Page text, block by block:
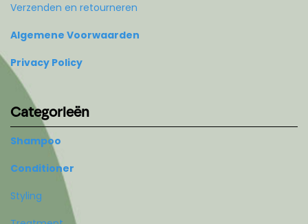
Verzenden en retourneren
Algemene Voorwaarden
Privacy Policy
Categorieën
Shampoo
Conditioner
Styling